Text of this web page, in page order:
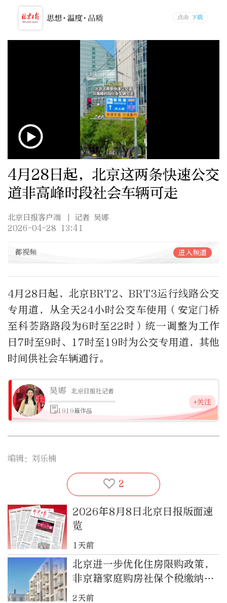
4月28日起，北京这两条快速公交
道非高峰时段社会车辆可走
北京日报客户端
| 记者 吴娜
2026-04-28 13:41
都视频 进入频道
4月28日起，北京BRT2、BRT3运行线路公交
专用道，从全天24小时公交车使用（安定门桥
至科荟路路段为6时至22时）统一调整为工作
日7时至9时、17时至19时为公交专用道，其他
时间供社会车辆通行。
吴娜 北京日报社记者
1919篇作品
+关注
编辑：刘乐楠
2
2026年8月8日北京日报版面速
览
1天前
北京进一步优化住房限购政策，
非京籍家庭购房社保个税缴纳年
限下调为一年
2天前